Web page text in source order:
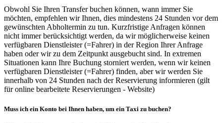
Obwohl Sie Ihren Transfer buchen können, wann immer Sie
möchten, empfehlen wir Ihnen, dies mindestens 24 Stunden vor dem
gewünschten Abholtermin zu tun. Kurzfristige Anfragen können
nicht immer berücksichtigt werden, da wir möglicherweise keinen
verfügbaren Dienstleister (=Fahrer) in der Region Ihrer Anfrage
haben oder wir zu dem Zeitpunkt ausgebucht sind. In extremen
Situationen kann Ihre Buchung storniert werden, wenn wir keinen
verfügbaren Dienstleister (=Fahrer) finden, aber wir werden Sie
innerhalb von 24 Stunden nach der Reservierung informieren (gilt
für online bearbeitete Reservierungen - Website)
Muss ich ein Konto bei Ihnen haben, um ein Taxi zu buchen?